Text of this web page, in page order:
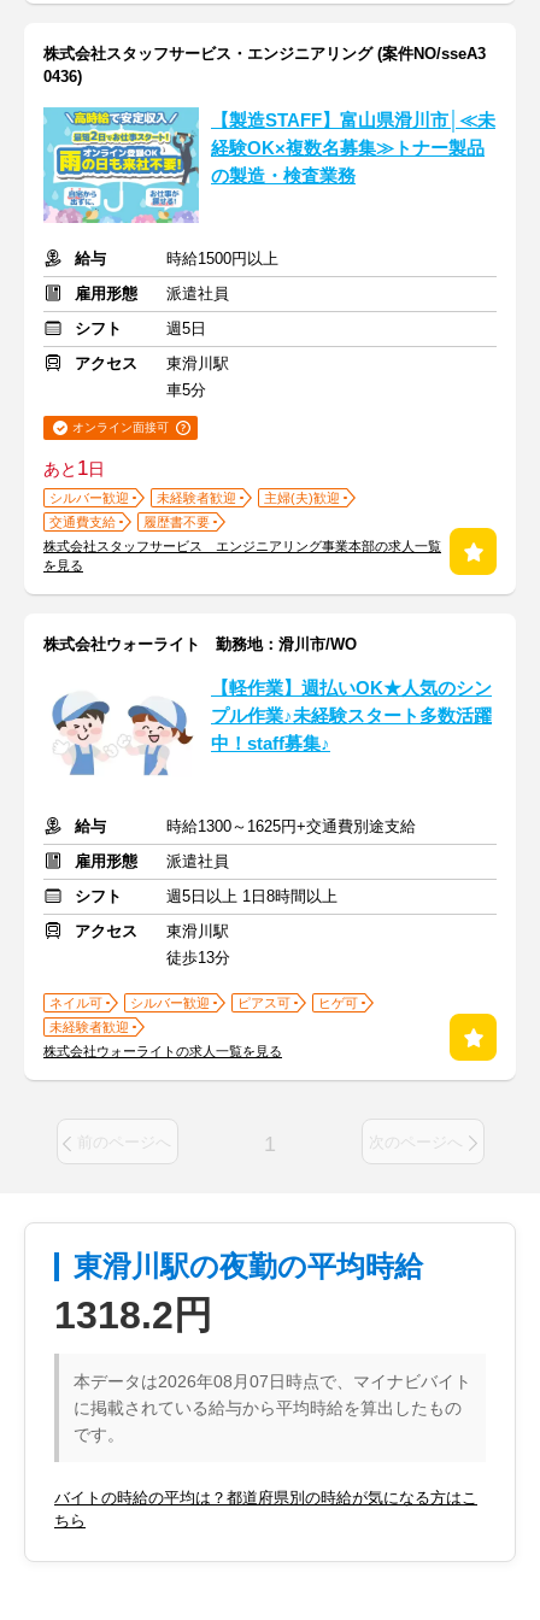
株式会社スタッフサービス・エンジニアリング (案件NO/sseA3
0436)
【製造STAFF】富山県滑川市│≪未
経験OK×複数名募集≫トナー製品
の製造・検査業務
給与
時給1500円以上
雇用形態
派遣社員
シフト
週5日
アクセス
東滑川駅
車5分
オンライン面接可
あと 1日
シルバー歓迎 未経験者歓迎
主婦(夫)歓迎
交通費支給
履歴書不要
株式会社スタッフサービス エンジニアリング事業本部の求人一覧
を見る
株式会社ウォーライト 勤務地：滑川市/WO
【軽作業】週払いOK★人気のシン
プル作業♪未経験スタート多数活躍
中！staff募集♪
給与
時給1300～1625円+交通費別途支給
雇用形態
派遣社員
シフト
週5日以上 1日8時間以上
アクセス
東滑川駅
徒歩13分
ネイル可 シルバー歓迎 ピアス可
ヒゲ可
未経験者歓迎
株式会社ウォーライトの求人一覧を見る
前のページへ 1 次のページへ
東滑川駅の夜勤の平均時給
1318.2円
本データは2026年08月07日時点で、マイナビバイト
に掲載されている給与から平均時給を算出したもの
です。
バイトの時給の平均は？都道府県別の時給が気になる方はこ
ちら